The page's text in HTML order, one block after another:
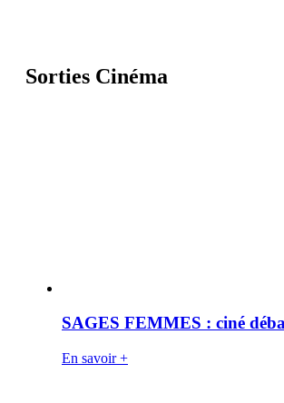
Sorties Cinéma
SAGES FEMMES : ciné
En savoir +